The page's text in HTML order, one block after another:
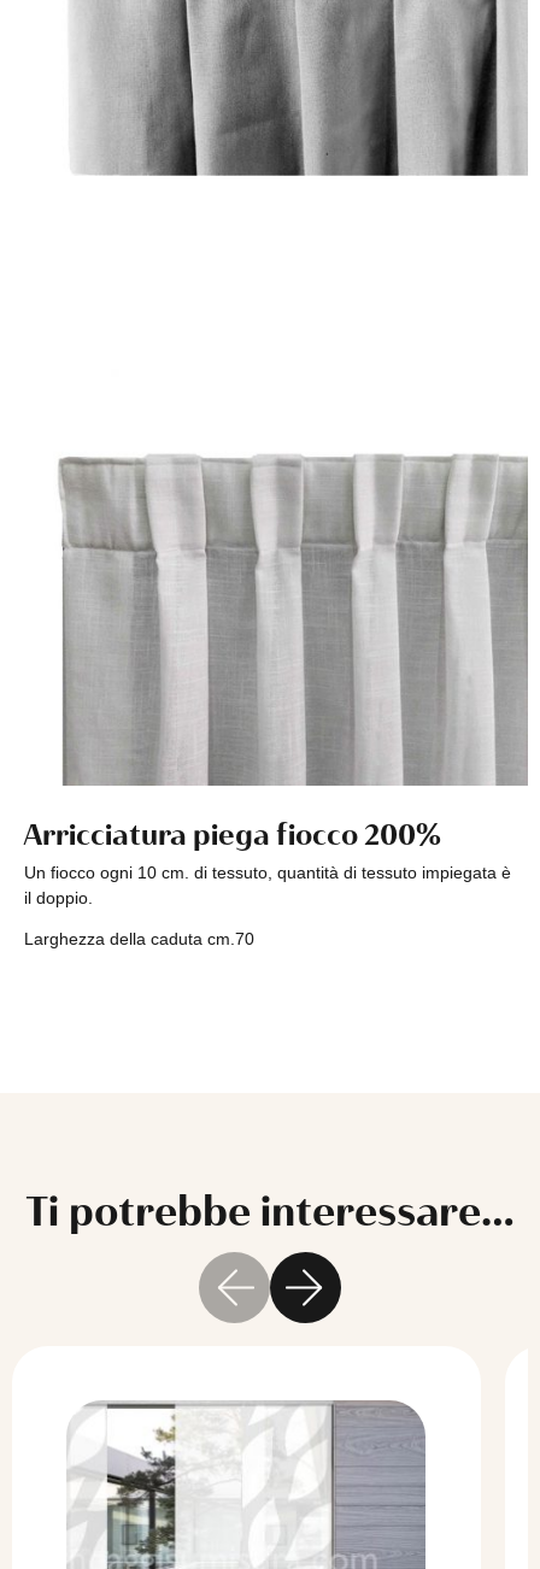
Arricciatura piega fiocco 200%
Un fiocco ogni 10 cm. di tessuto, quantità di tessuto impiegata è
il doppio.
Larghezza della caduta cm.70
Ti potrebbe interessare…